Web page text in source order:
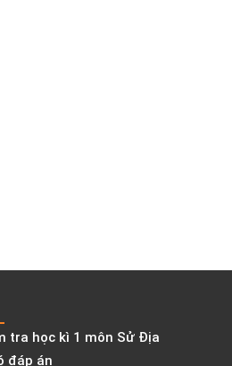
tra học kì 1 môn Sử Địa
đáp án